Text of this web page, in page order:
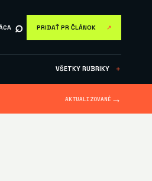
⌕ PRIDAŤ PR ČLÁNOK ↗
VŠETKY RUBRIKY ＋
AKTUALIZOVANÉ →